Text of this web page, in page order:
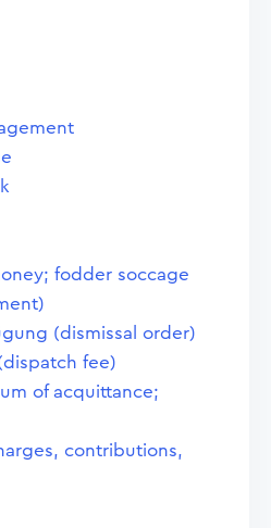
fodder soccage
(dismissal order)
fee)
of acquittance;
contributions,